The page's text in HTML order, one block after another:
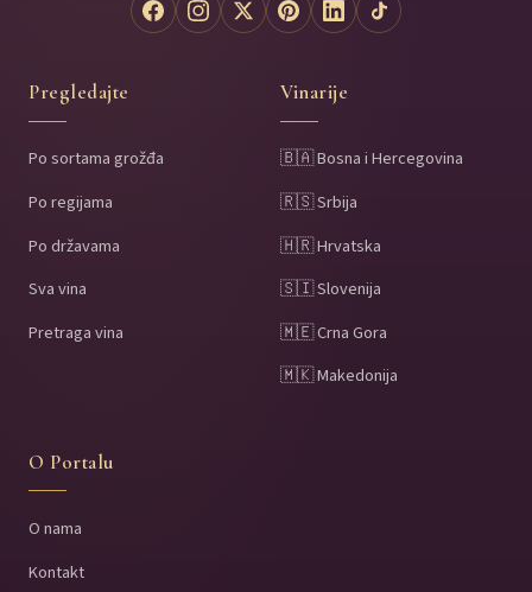
Pregledajte
Po sortama grožđa
Po regijama
Po državama
Sva vina
Pretraga vina
Vinarije
🇧🇦 Bosna i Hercegovina
🇷🇸 Srbija
🇭🇷 Hrvatska
🇸🇮 Slovenija
🇲🇪 Crna Gora
🇲🇰 Makedonija
O Portalu
O nama
Kontakt